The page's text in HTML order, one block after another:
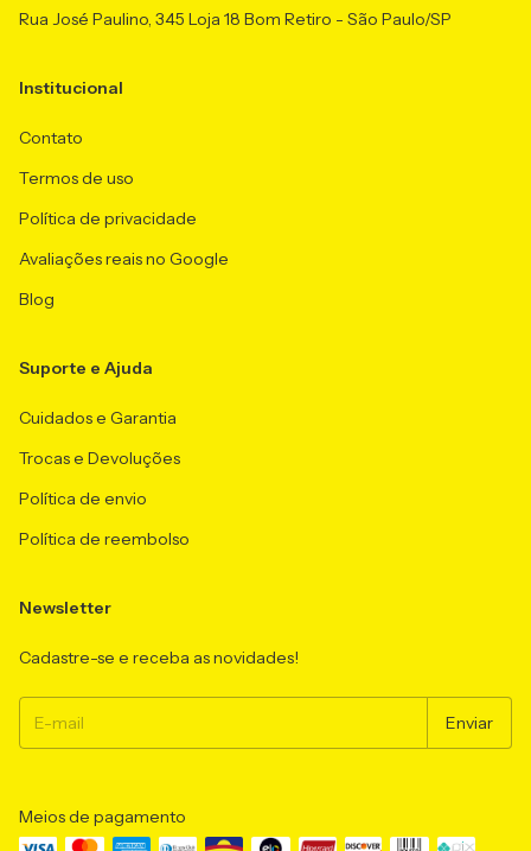
Rua José Paulino, 345 Loja 18 Bom Retiro - São Paulo/SP
Institucional
Contato
Termos de uso
Política de privacidade
Avaliações reais no Google
Blog
Suporte e Ajuda
Cuidados e Garantia
Trocas e Devoluções
Política de envio
Política de reembolso
Newsletter
Cadastre-se e receba as novidades!
Meios de pagamento